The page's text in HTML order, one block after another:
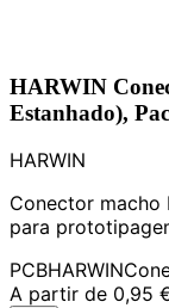
HARWIN
Estanhado),
HARWIN
Conector macho
para
PCBHARWIN
A partir de 0,95